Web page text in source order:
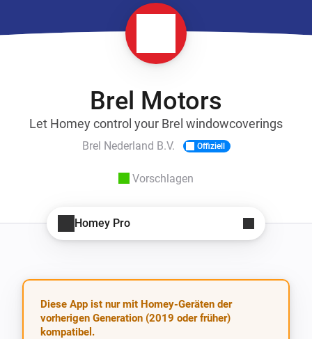
Brel Motors
Let Homey control your Brel windowcoverings
Brel Nederland B.V. Offiziell
Vorschlagen
Homey Pro
Diese App ist nur mit Homey-Geräten der
vorherigen Generation (2019 oder früher)
kompatibel.